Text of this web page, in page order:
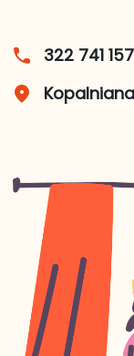
phone 322 741 157
place